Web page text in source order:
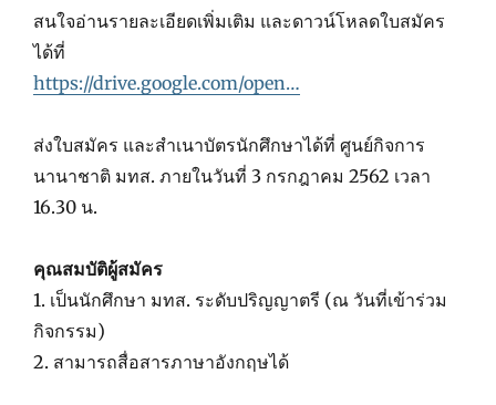
สนใจอ่านรายละเอียดเพิ่มเติม และดาวน์โหลดใบสมัคร
ได้ที่
https://drive.google.com/open…
ส่งใบสมัคร และสำเนาบัตรนักศึกษาได้ที่ ศูนย์กิจการ
นานาชาติ มทส. ภายในวันที่ 3 กรกฎาคม 2562 เวลา
16.30 น.
คุณสมบัติผู้สมัคร
1. เป็นนักศึกษา มทส. ระดับปริญญาตรี (ณ วันที่เข้าร่วม
กิจกรรม)
2. สามารถสื่อสารภาษาอังกฤษได้